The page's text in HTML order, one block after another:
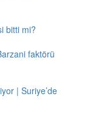
bitti mi?
faktörü
| Suriye’de